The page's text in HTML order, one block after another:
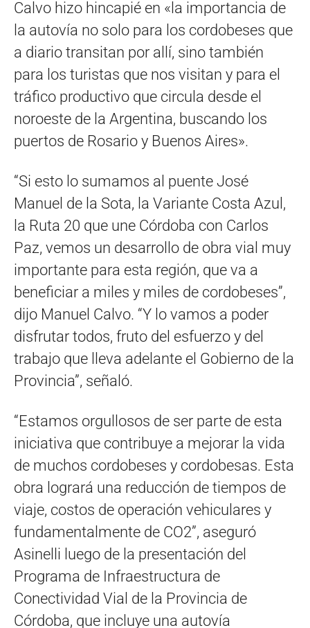
Calvo hizo hincapié en «la importancia de
la autovía no solo para los cordobeses que
a diario transitan por allí, sino también
para los turistas que nos visitan y para el
tráfico productivo que circula desde el
noroeste de la Argentina, buscando los
puertos de Rosario y Buenos Aires».
“Si esto lo sumamos al puente José
Manuel de la Sota, la Variante Costa Azul,
la Ruta 20 que une Córdoba con Carlos
Paz, vemos un desarrollo de obra vial muy
importante para esta región, que va a
beneficiar a miles y miles de cordobeses”,
dijo Manuel Calvo. “Y lo vamos a poder
disfrutar todos, fruto del esfuerzo y del
trabajo que lleva adelante el Gobierno de la
Provincia”, señaló.
“Estamos orgullosos de ser parte de esta
iniciativa que contribuye a mejorar la vida
de muchos cordobeses y cordobesas. Esta
obra logrará una reducción de tiempos de
viaje, costos de operación vehiculares y
fundamentalmente de CO2”, aseguró
Asinelli luego de la presentación del
Programa de Infraestructura de
Conectividad Vial de la Provincia de
Córdoba, que incluye una autovía